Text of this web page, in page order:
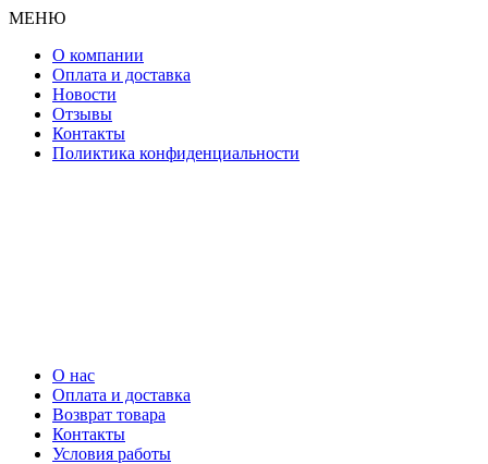
МЕНЮ
О компании
Оплата и доставка
Новости
Отзывы
Контакты
Поликтика конфиденциальности
О нас
Оплата и доставка
Возврат товара
Контакты
Условия работы